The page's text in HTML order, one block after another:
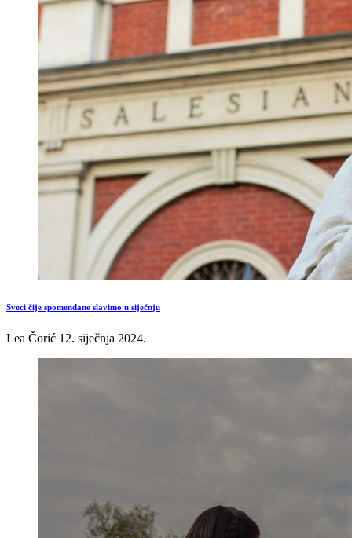
Sveci čije spomendane slavimo u siječnju
Lea Čorić 12. siječnja 2024.